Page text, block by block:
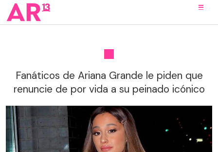
Fanáticos de Ariana Grande le piden que
renuncie de por vida a su peinado icónico